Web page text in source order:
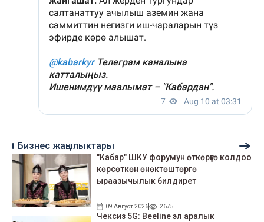
Бизнес жаңылыктары
"Кабар" ШКУ форумун өткөрүүгө колдоо
көрсөткөн өнөктөштөргө
ыраазычылык билдирет
09 Август 2026 2675
Чексиз 5G: Beeline эл аралык